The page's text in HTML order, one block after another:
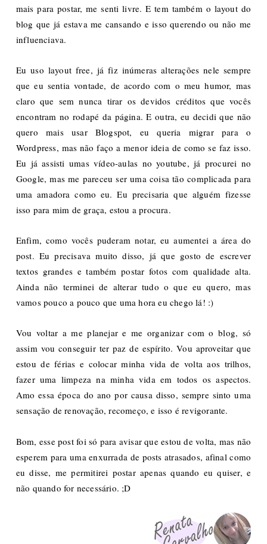
mais para postar, me senti livre. E tem também o layout do
blog que já estava me cansando e isso querendo ou não me
influenciava.
Eu uso layout free, já fiz inúmeras alterações nele sempre
que eu sentia vontade, de acordo com o meu humor, mas
claro que sem nunca tirar os devidos créditos que vocês
encontram no rodapé da página. E outra, eu decidi que não
quero mais usar Blogspot, eu queria migrar para o
Wordpress, mas não faço a menor ideia de como se faz isso.
Eu já assisti umas vídeo-aulas no youtube, já procurei no
Google, mas me pareceu ser uma coisa tão complicada para
uma amadora como eu. Eu precisaria que alguém fizesse
isso para mim de graça, estou a procura.
Enfim, como vocês puderam notar, eu aumentei a área do
post. Eu precisava muito disso, já que gosto de escrever
textos grandes e também postar fotos com qualidade alta.
Ainda não terminei de alterar tudo o que eu quero, mas
vamos pouco a pouco que uma hora eu chego lá! :)
Vou voltar a me planejar e me organizar com o blog, só
assim vou conseguir ter paz de espírito. Vou aproveitar que
estou de férias e colocar minha vida de volta aos trilhos,
fazer uma limpeza na minha vida em todos os aspectos.
Amo essa época do ano por causa disso, sempre sinto uma
sensação de renovação, recomeço, e isso é revigorante.
Bom, esse post foi só para avisar que estou de volta, mas não
esperem para uma enxurrada de posts atrasados, afinal como
eu disse, me permitirei postar apenas quando eu quiser, e
não quando for necessário. ;D